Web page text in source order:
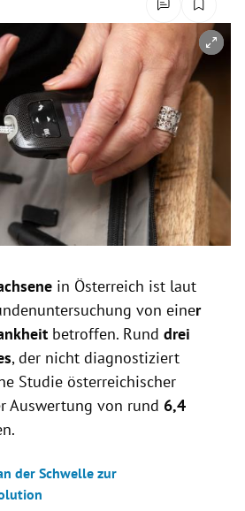
in Österreich ist laut
von einer
betroffen. Rund drei
, der nicht diagnostiziert
Studie österreichischer
Auswertung von rund 6,4
der Schwelle zur